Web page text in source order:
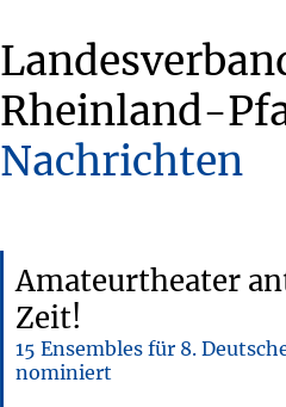
Rheinland-
Nachrichten
Amateurtheater
Zeit!
15 Ensembles für 8.
nominiert